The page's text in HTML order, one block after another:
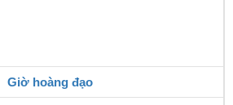
Giờ hoàng đạo